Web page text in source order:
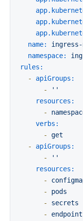
name:
namespace:
rules:
-
apiGroups:
-
''
resources:
-
verbs:
-
get
-
apiGroups:
-
''
resources:
-
-
pods
-
secrets
-